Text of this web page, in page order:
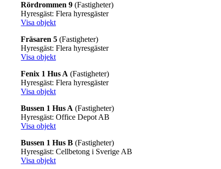
Rördrommen 9 (Fastigheter)
Hyresgäst: Flera hyresgäster
Visa objekt
Fräsaren 5 (Fastigheter)
Hyresgäst: Flera hyresgäster
Visa objekt
Fenix 1 Hus A (Fastigheter)
Hyresgäst: Flera hyresgäster
Visa objekt
Bussen 1 Hus A (Fastigheter)
Hyresgäst: Office Depot AB
Visa objekt
Bussen 1 Hus B (Fastigheter)
Hyresgäst: Cellbetong i Sverige AB
Visa objekt